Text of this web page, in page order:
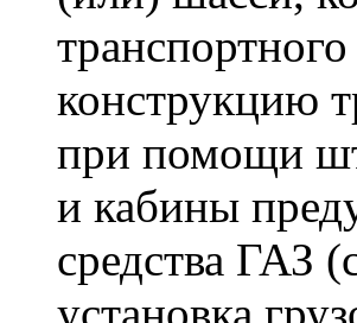
конструкцию
при помощи
и кабины
средства ГАЗ
установка